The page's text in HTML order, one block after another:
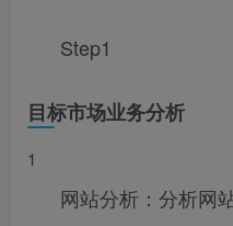
Step1
目标市场业务分析
1
网站分析：分析网